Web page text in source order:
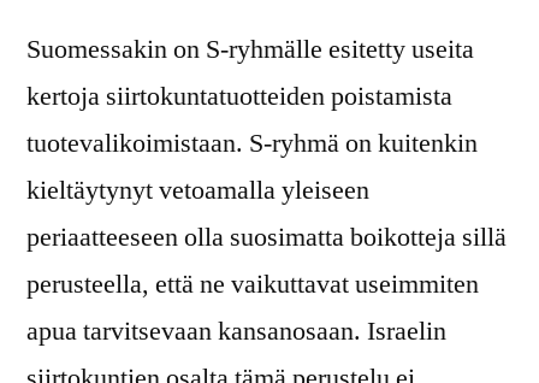
Suomessakin on S-ryhmälle esitetty useita
kertoja siirtokuntatuotteiden poistamista
tuotevalikoimistaan. S-ryhmä on kuitenkin
kieltäytynyt vetoamalla yleiseen
periaatteeseen olla suosimatta boikotteja sillä
perusteella, että ne vaikuttavat useimmiten
apua tarvitsevaan kansanosaan. Israelin